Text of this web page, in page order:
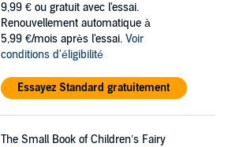
9,99 € ou gratuit avec l'essai.
Renouvellement automatique à
5,99 €/mois après l'essai. Voir
conditions d'éligibilité
Essayez Standard gratuitement
The Small Book of Children’s Fairy